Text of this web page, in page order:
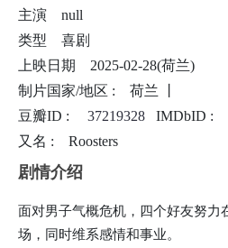
主演
null
类型
喜剧
上映日期
2025-02-28(荷兰)
制片国家/地区 :
荷兰 丨
豆瓣ID :
37219328 IMDbID :
又名 :
Roosters
剧情介绍
面对男子气概危机，四个好友努力
场，同时维系感情和事业。